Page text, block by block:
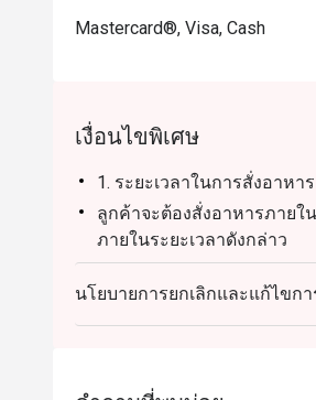
Mastercard®, Visa, Cash
เงื่อนไขพิเศษ
1. ระยะเวลาในการสั่งอาหาร
ลูกค้าจะต้องสั่งอาหารภายใ
ภายในระยะเวลาดังกล่าว
2. การปิดบิลและการสั่งอาห
เมื่อสั่งอาหารครบภายใน
ลูกค้าต้องการสั่งอาหารเพิ่ม
3. นโยบายการมาถึงร้านและ
นโยบายการยกเลิกและแก้ไขกา